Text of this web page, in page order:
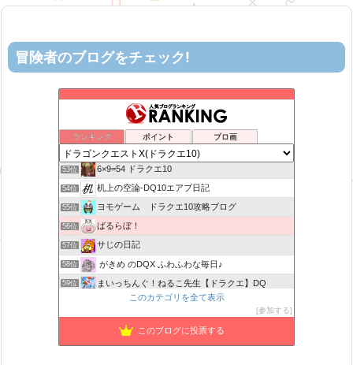
冒険者のブログをチェック!
ランキング ポイント ブロ画
カスミ心理学研究所
51位 星降る夜の活動記録
52位 ロビンさんはガチらない。
53位 6×9=54 ドラクエ10
54位 机上の空論-DQ10エアプ日記
55位 ヨモゲーム ドラクエ10攻略ブログ
56位 ばるらぼ！
57位 サじの日記
58位 がきめ のDQX ふわふわな毎日♪
59位 まいっちんぐ！ねるこ先生【ドラクエ】DQ
みみっくほしさんいますか！？
このカテゴリを全て表示
参加する
このブログに投票する